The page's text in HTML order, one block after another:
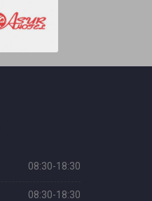
08:30-18:30
08:30-18:30